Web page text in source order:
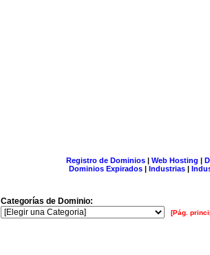
Registro de Dominios| Web Hosting |
Dominios Expirados | Industrias |
Categorías de Dominio:
[Pág.